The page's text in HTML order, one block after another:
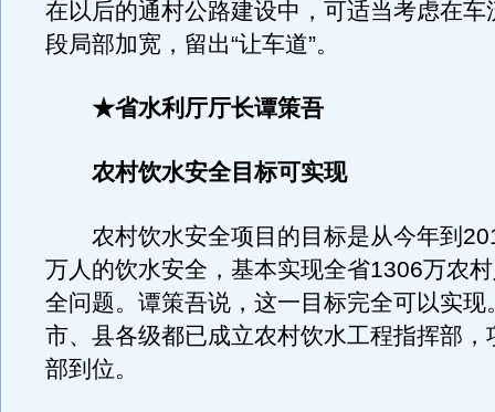
在以后的通村公路建设中，可适当考虑在车
段局部加宽，留出“让车道”。
★省水利厅厅长谭策吾
农村饮水安全目标可实现
农村饮水安全项目的目标是从今年到
万人的饮水安全，基本实现全省1306万农
全问题。谭策吾说，这一目标完全可以实现
市、县各级都已成立农村饮水工程指挥部，
部到位。